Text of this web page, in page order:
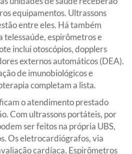
equipamentos. Ultrassons
entre eles. Há também
espirômetros e
inclui otoscópios, dopplers
externos automáticos (DEA).
de imunobiológicos e
completam a lista.
o atendimento prestado
Com ultrassons portáteis, por
ser feitos na própria UBS,
Os eletrocardiógrafos, via
cardíaca. Espirômetros